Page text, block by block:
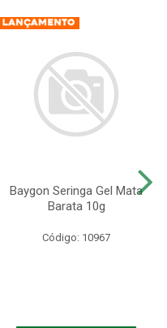
Baygon Seringa Gel Mata
Barata 10g
Código: 10967